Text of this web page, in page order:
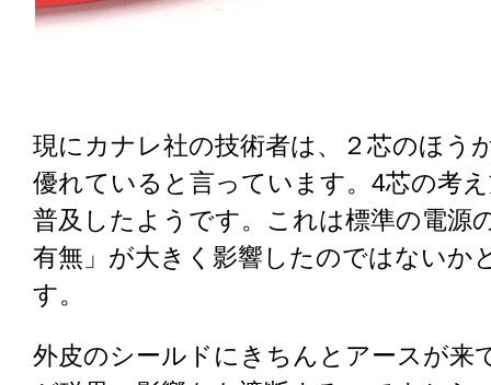
現にカナレ社の技術者は、２芯のほう
優れていると言っています。4芯の考
普及したようです。これは標準の電源
有無」が大きく影響したのではないか
す。
外皮のシールドにきちんとアースが来